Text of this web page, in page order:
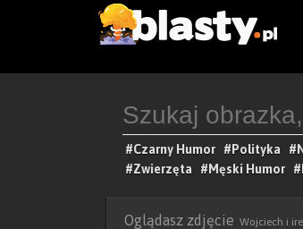
#Czarny Humor #Polityka
#Zwierzęta
#Męski Humor
Oglądasz zdjęcie Wojciech i